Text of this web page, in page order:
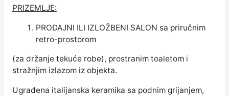
PRIZEMLJE:
PRODAJNI ILI IZLOŽBENI SALON sa priručnim
retro-prostorom
(za držanje tekuće robe), prostranim toaletom i
stražnjim izlazom iz objekta.
Ugrađena italijanska keramika sa podnim grijanjem,